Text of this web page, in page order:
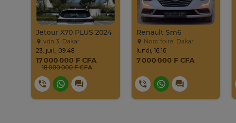
Jetour X70 PLUS 2024
vdn 3, Dakar
23. juil., 09:48
17 000 000 F CFA
18 000 000 F CFA
Renault Sm6
Nord foire, Dakar
lundi, 16:16
7 000 000 F CFA